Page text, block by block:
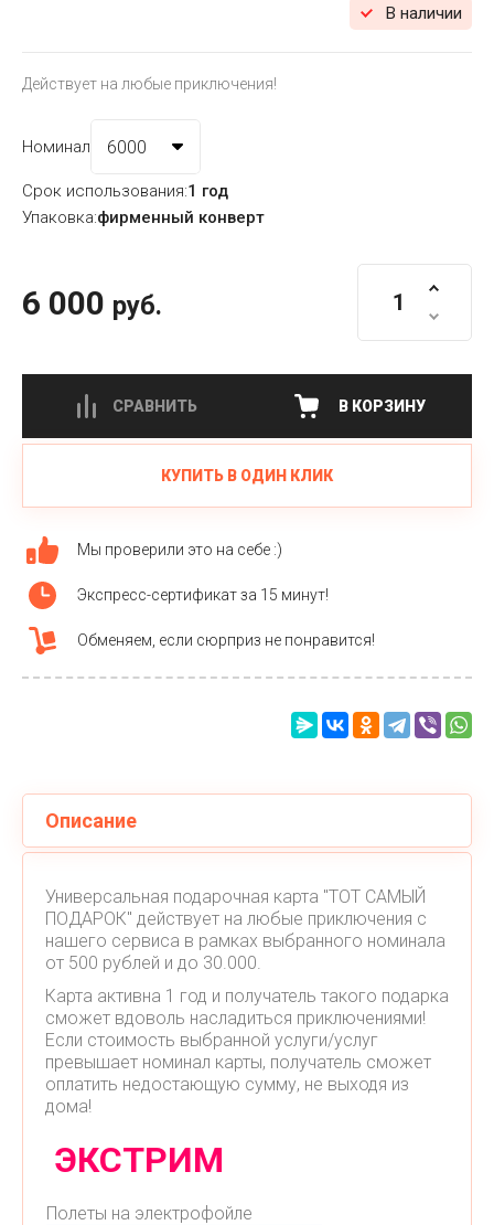
В наличии
Действует на любые приключения!
Номинал
Срок использования:1 год
Упаковка:фирменный конверт
6 000 руб.
СРАВНИТЬ В КОРЗИНУ
КУПИТЬ В ОДИН КЛИК
Мы проверили это на себе :)
Экспресс-сертификат за 15 минут!
Обменяем, если сюрприз не понравится!
Описание
Универсальная подарочная карта "ТОТ САМЫЙ
ПОДАРОК" действует на любые приключения с
нашего сервиса в рамках выбранного номинала
от 500 рублей и до 30.000.
Карта активна 1 год и получатель такого подарка
сможет вдоволь насладиться приключениями!
Если стоимость выбранной услуги/услуг
превышает номинал карты, получатель сможет
оплатить недостающую сумму, не выходя из
дома!
ЭКСТРИМ
Полеты на электрофойле